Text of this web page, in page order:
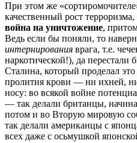
При этом же
качественный рост
война на уничтожение,
Ведь если бы поняли, то
интернирования врага, т.е.
наркотической!), да перестали
Сталина, который проделал
пролития крови — ни ихней,
носу: во всякой войне
— так делали британцы,
потом и во Вторую мировую
так делали американцы с
всех даже с осьмушкой